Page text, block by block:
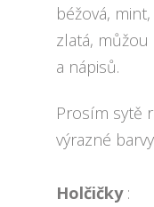
béžová,
zlatá,
a nápisů.
Prosím sytě
výrazné
Holčičky: